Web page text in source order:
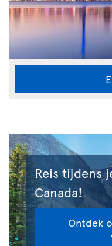
Reis tijdens
Canada!
Ontdek